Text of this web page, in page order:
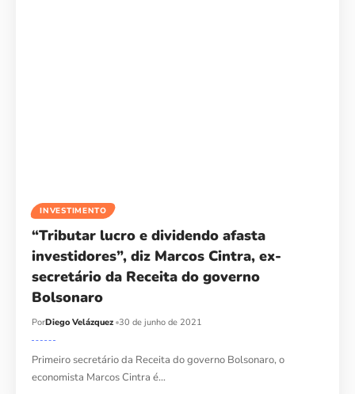
INVESTIMENTO
“Tributar lucro e dividendo afasta
investidores”, diz Marcos Cintra, ex-
secretário da Receita do governo
Bolsonaro
PorDiego Velázquez 30 de junho de 2021
Primeiro secretário da Receita do governo Bolsonaro, o
economista Marcos Cintra é…